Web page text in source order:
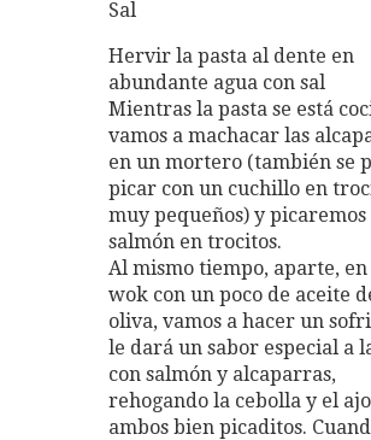
Sal
Hervir la pasta al dente en
abundante agua con sal
Mientras la pasta se está
vamos a machacar las
en un mortero (también se
picar con un cuchillo en
muy pequeños) y picaremos
salmón en trocitos.
Al mismo tiempo, aparte, en
wok con un poco de aceite
oliva, vamos a hacer un
le dará un sabor especial a
con salmón y alcaparras,
rehogando la cebolla y el
ambos bien picaditos.